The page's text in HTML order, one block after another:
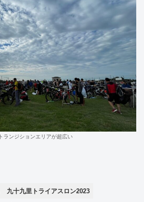
トランジションエリアが超広い
九十九里トライアスロン2023